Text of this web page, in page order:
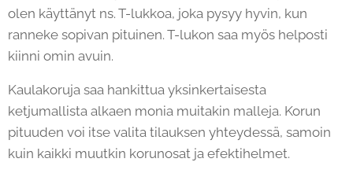
olen käyttänyt ns. T-lukkoa, joka pysyy hyvin, kun
ranneke sopivan pituinen. T-lukon saa myös helposti
kiinni omin avuin.
Kaulakoruja saa hankittua yksinkertaisesta
ketjumallista alkaen monia muitakin malleja. Korun
pituuden voi itse valita tilauksen yhteydessä, samoin
kuin kaikki muutkin korunosat ja efektihelmet.